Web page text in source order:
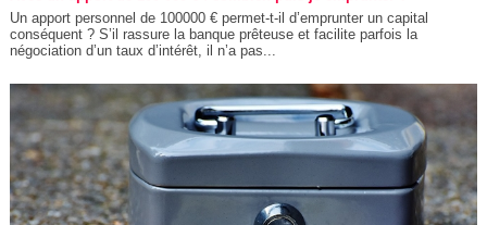
Un apport personnel de 100000 € permet-t-il d’emprunter un capital
conséquent ? S’il rassure la banque prêteuse et facilite parfois la
négociation d’un taux d’intérêt, il n’a pas...